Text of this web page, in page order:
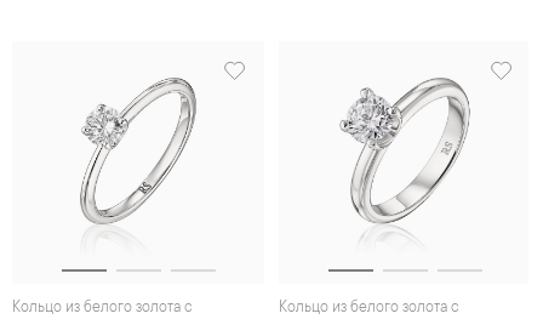
Кольцо из белого золота с
Кольцо из белого золота с